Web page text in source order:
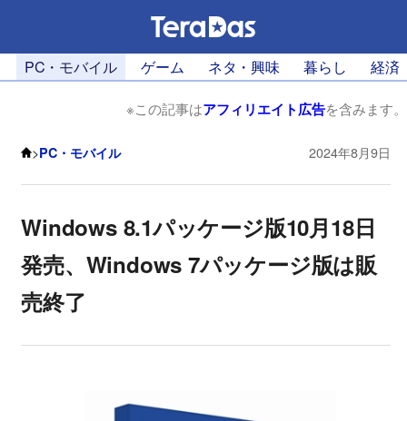
PC・モバイル ゲーム ネタ・興味 暮らし 経済
※この記事はアフィリエイト広告を含みます。
>PC・モバイル 2024年8月9日
Windows 8.1パッケージ版10月18日
発売、Windows 7パッケージ版は販
売終了